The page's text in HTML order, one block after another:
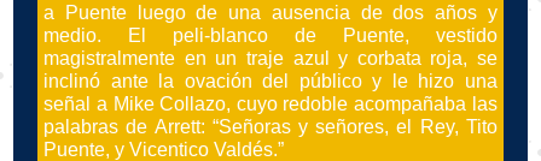
a Puente luego de una ausencia de dos años y
medio. El peli-blanco de Puente, vestido
magistralmente en un traje azul y corbata roja, se
inclinó ante la ovación del público y le hizo una
señal a Mike Collazo, cuyo redoble acompañaba las
palabras de Arrett: “Señoras y señores, el Rey, Tito
Puente, y Vicentico Valdés.”